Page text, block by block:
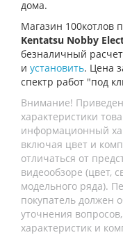
дома.
Магазин 100котлов
Kentatsu Nobby
безналичный
и установить. Цена
спектр работ "под
Внимание!
характеристики
информационный
включая цвет и
отличаться от
видеообзоре (цвет,
модельного ряда).
покупатель должен
уточнения
характеристик и